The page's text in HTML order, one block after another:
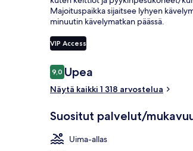
Majoituspaikka sijaitsee lyhyen
minuutin kävelymatkan päässä.
VIP Access
Arvostelut
9,09,0 kautta 10.
Upea
Näytä kaikki 1 318 arvostelua
Suositut palvelut/
Uima-allas